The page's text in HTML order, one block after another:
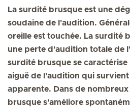
La surdité brusque est une
soudaine de l'audition.
oreille est touchée. La surdité
une perte d'audition totale de
surdité brusque se
aiguë de l'audition qui survient
apparente. Dans de
brusque s'améliore